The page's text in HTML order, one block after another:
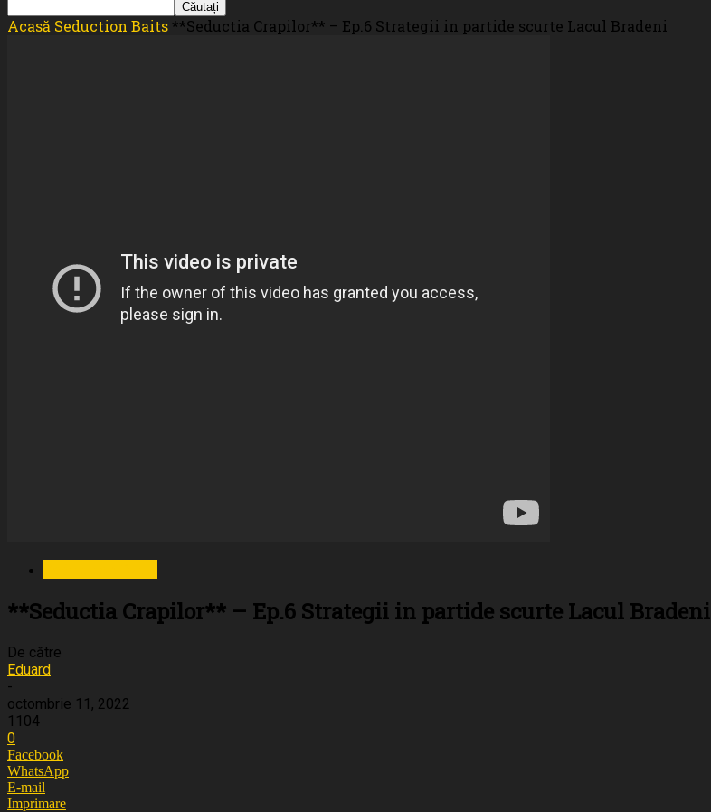
Acasă Seduction Baits **Seductia Crapilor** – Ep.6 Strategii in partide scurte Lacul Bradeni
**Seductia Crapilor** – Ep.6 Strategii in partide scurte Lacul Bradeni
De către
Eduard
-
octombrie 11, 2022
1104
0
Facebook
WhatsApp
E-mail
Imprimare